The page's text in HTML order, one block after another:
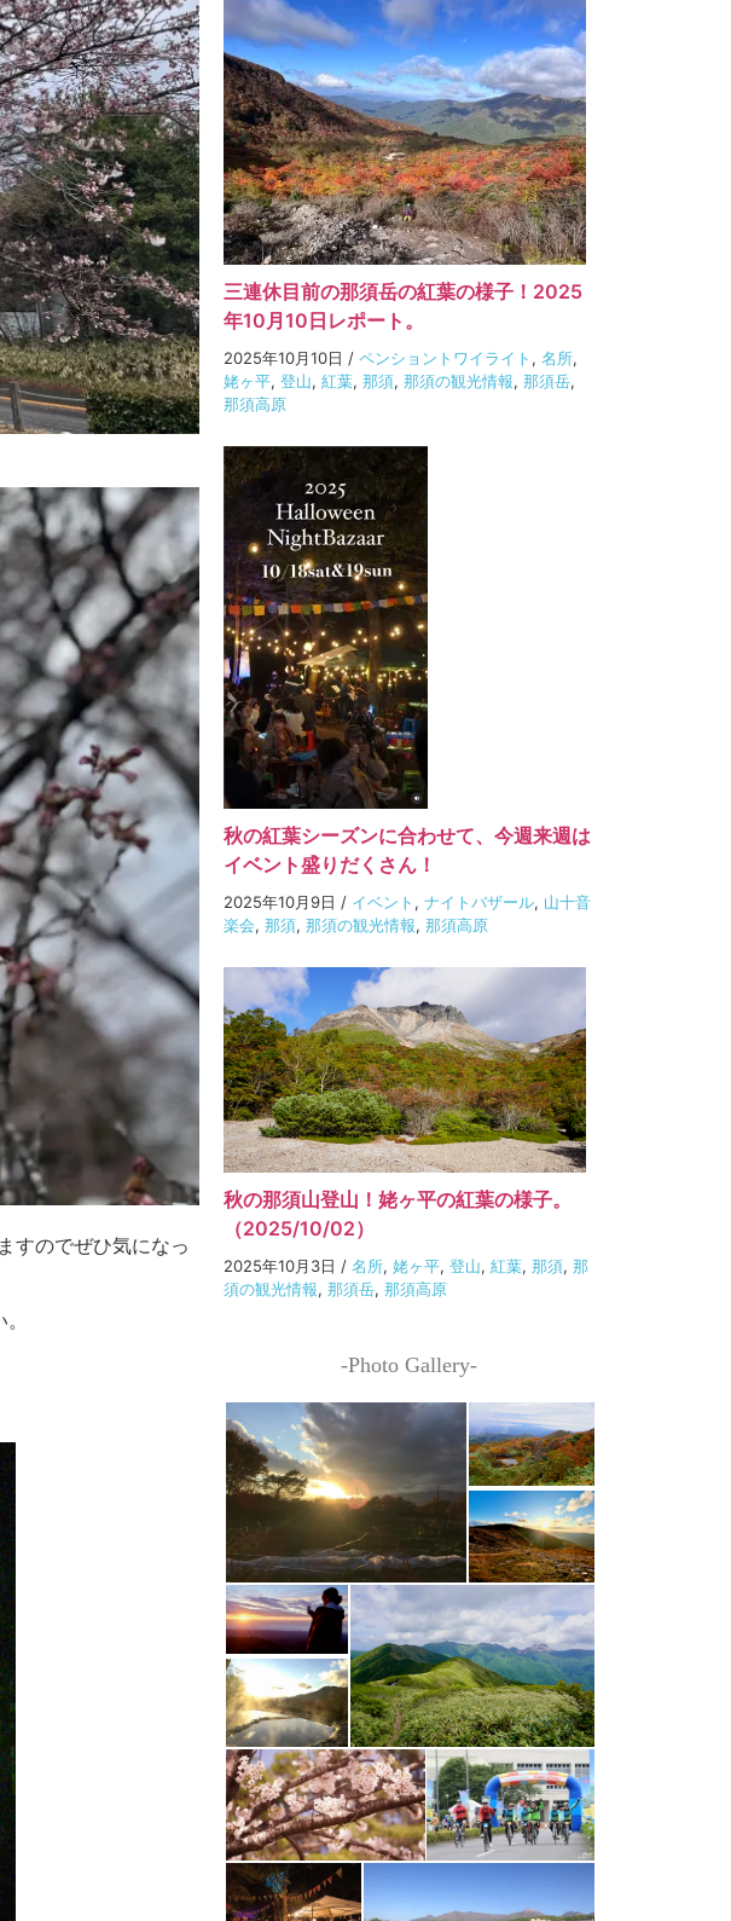
すのでぜひ気になっ
三連休目前の那須岳の紅葉の様子！2025
年10月10日レポート。
2025年10月10日 / ペンショントワイライト , 名所,
姥ヶ平, 登山, 紅葉, 那須, 那須の観光情報, 那須岳,
那須高原
秋の紅葉シーズンに合わせて、今週来週は
イベント盛りだくさん！
2025年10月9日 / イベント , ナイトバザール, 山十音
楽会, 那須, 那須の観光情報, 那須高原
秋の那須山登山！姥ヶ平の紅葉の様子。
（2025/10/02）
2025年10月3日 / 名所, 姥ヶ平, 登山, 紅葉, 那須, 那
須の観光情報, 那須岳, 那須高原
-Photo Gallery-